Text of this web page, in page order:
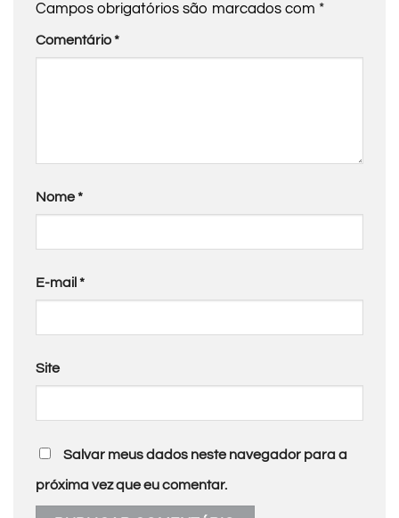
Campos obrigatórios são marcados com *
Comentário*
Nome*
E-mail *
Site
Salvar meus dados neste navegador para a
próxima vez que eu comentar.